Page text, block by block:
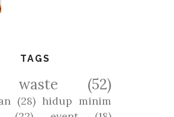
TAGS
waste (52)
(28) hidup minim